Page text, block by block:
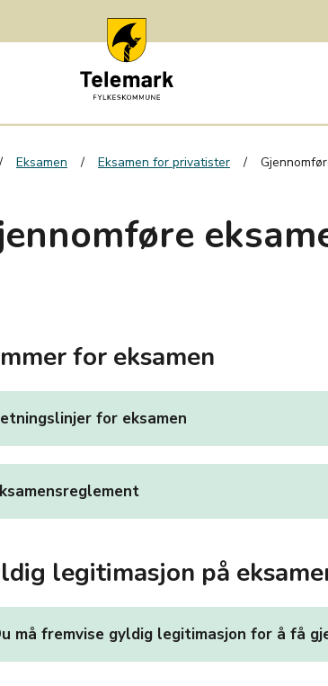
Eksamen Eksamen for privatister
for eksamen
for eksamen
legitimasjon på
må fremvise gyldig legitimasjon for å få